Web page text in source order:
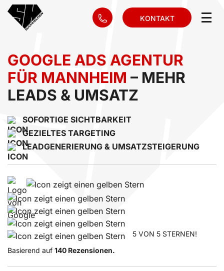
KONTAKT
GOOGLE ADS AGENTUR
FÜR MANNHEIM – MEHR
LEADS & UMSATZ
SOFORTIGE SICHTBARKEIT
GEZIELTES TARGETING
LEADGENERIERUNG & UMSATZSTEIGERUNG
5 VON 5 STERNEN!
Basierend auf 140 Rezensionen.